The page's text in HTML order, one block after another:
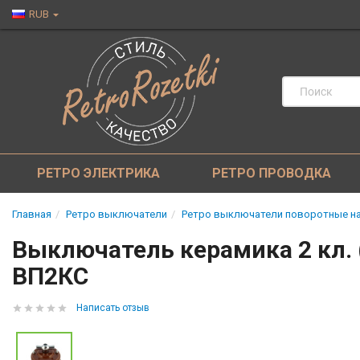
RUB
РЕТРО ЭЛЕКТРИКА РЕТРО ПРОВОДКА
Главная Ретро выключатели Ретро выключатели поворотные
Выключатель керамика 2 кл.
ВП2КС
Написать отзыв